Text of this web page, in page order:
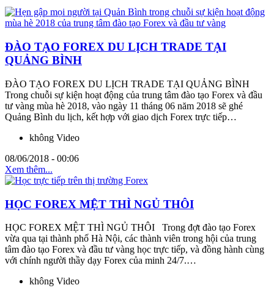
ĐÀO TẠO FOREX DU LỊCH TRADE TẠI
QUẢNG BÌNH
ĐÀO TẠO FOREX DU LỊCH TRADE TẠI QUẢNG BÌNH
Trong chuỗi sự kiện hoạt động của trung tâm đào tạo Forex và đầu
tư vàng mùa hè 2018, vào ngày 11 tháng 06 năm 2018 sẽ ghé
Quảng Bình du lịch, kết hợp với giao dịch Forex trực tiếp…
không Video
08/06/2018 - 00:06
Xem thêm...
HỌC FOREX MỆT THÌ NGỦ THÔI
HỌC FOREX MỆT THÌ NGỦ THÔI Trong đợt đào tạo Forex
vừa qua tại thành phố Hà Nội, các thành viên trong hội của trung
tâm đào tạo Forex và đầu tư vàng học trực tiếp, và đồng hành cùng
với chính người thầy dạy Forex của minh 24/7.…
không Video